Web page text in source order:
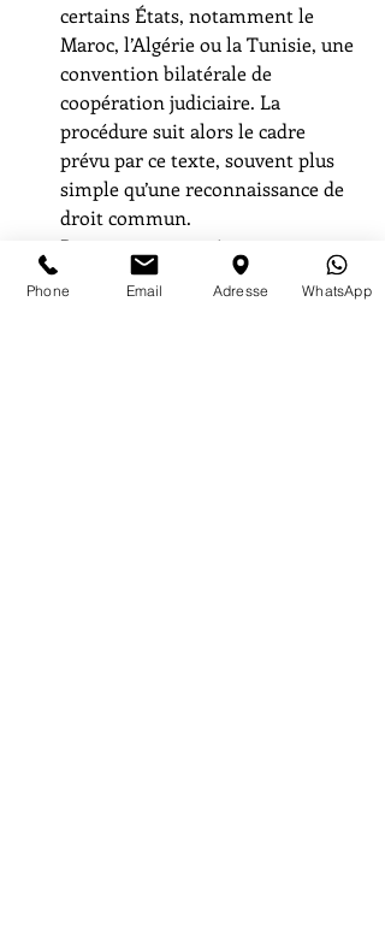
certains États, notamment le
Maroc, l’Algérie ou la Tunisie, une
convention bilatérale de
coopération judiciaire. La
procédure suit alors le cadre
prévu par ce texte, souvent plus
simple qu’une reconnaissance de
droit commun.
Pays sans convention : une
procédure locale d’exequatur reste
indispensable. Le juge étranger
Phone Email Adresse WhatsApp